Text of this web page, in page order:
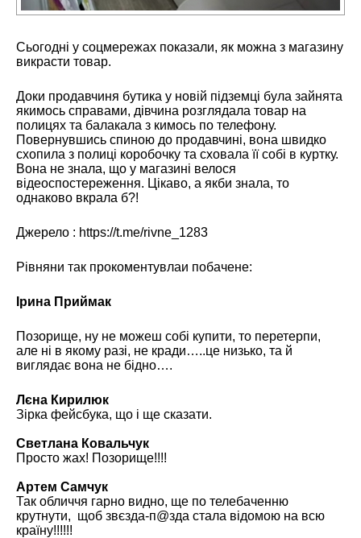
Сьогодні у соцмережах показали, як можна з магазину
викрасти товар.
Доки продавчиня бутика у новій підземці була зайнята
якимось справами, дівчина розглядала товар на
полицях та балакала з кимось по телефону.
Повернувшись спиною до продавчині, вона швидко
схопила з полиці коробочку та сховала її собі в куртку.
Вона не знала, що у магазині велося
відеоспостереження. Цікаво, а якби знала, то
однаково вкрала б?!
Джерело : https://t.me/rivne_1283
Рівняни так прокоментувлаи побачене:
Ірина Приймак
Позорище, ну не можеш собі купити, то перетерпи,
але ні в якому разі, не кради…..це низько, та й
виглядає вона не бідно….
Лєна Кирилюк
Зірка фейсбука, що і ще сказати.
Светлана Ковальчук
Просто жах! Позорище!!!!
Артем Самчук
Так обличчя гарно видно, ще по телебаченню
крутнути, щоб звєзда-п@зда стала відомою на всю
країну!!!!!!